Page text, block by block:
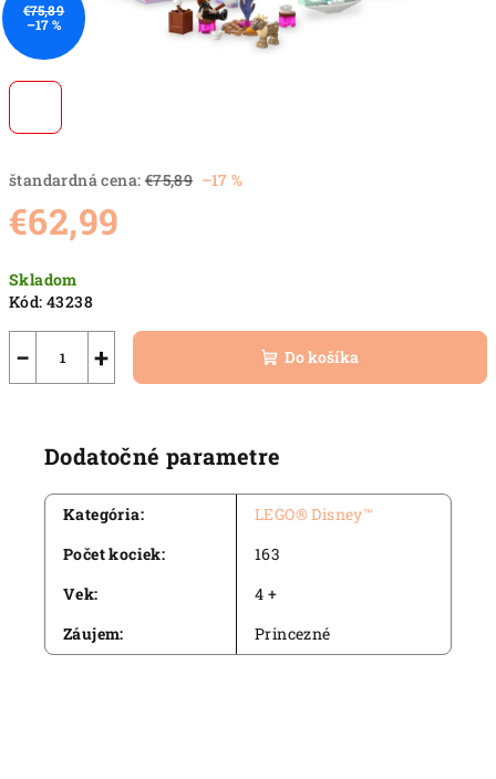
štandardná cena: €75,89 –17 %
€62,99
cena:
Skladom
Kód: 43238
+
− Do košíka
€75,89
–17 %
Dodatočné parametre
Kategória:
LEGO® Disney™
Počet kociek:
163
Vek:
4 +
Záujem: Princezné